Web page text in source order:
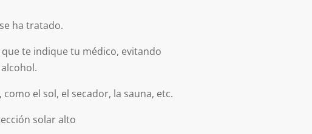
ha tratado.
te indique tu médico, evitando
el sol, el secador, la sauna, etc.
solar alto